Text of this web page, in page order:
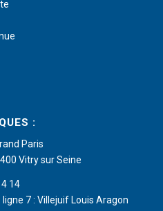
:
Paris
Vitry sur Seine
14
7 : Villejuif Louis Aragon